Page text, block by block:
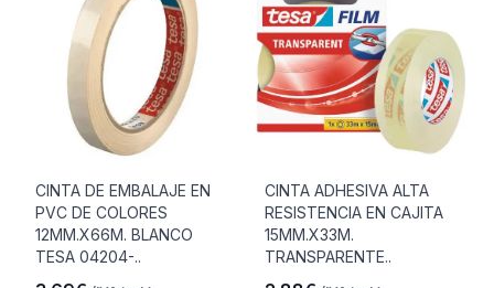
CINTA DE EMBALAJE EN
PVC DE COLORES
12MM.X66M. BLANCO
TESA 04204-..
CINTA ADHESIVA ALTA
RESISTENCIA EN CAJITA
15MM.X33M.
TRANSPARENTE..